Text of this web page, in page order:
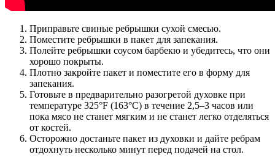
Приправьте свиные ребрышки сухой смесью.
Поместите ребрышки в пакет для запекания.
Полейте ребрышки соусом барбекю и убедитесь, что они
хорошо покрыты.
Плотно закройте пакет и поместите его в форму для
запекания.
Готовьте в предварительно разогретой духовке при
температуре 325°F (163°C) в течение 2,5–3 часов или
пока мясо не станет мягким и не станет легко отделяться
от костей.
Осторожно достаньте пакет из духовки и дайте ребрам
отдохнуть несколько минут перед подачей на стол.